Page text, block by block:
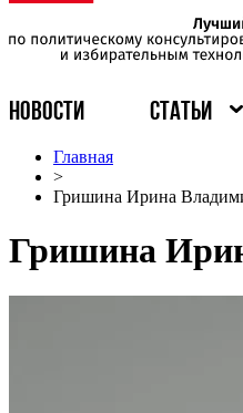
НОВОСТИ СТАТЬИ
Главная
>
Гришина Ирина
Гришина